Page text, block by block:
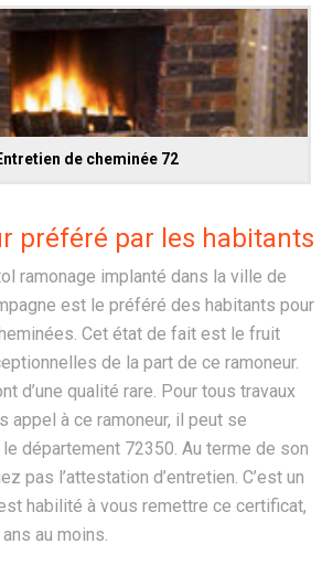
de cheminée 72
préféré par les habitants
ramonage implanté dans la ville de
est le préféré des habitants pour
Cet état de fait est le fruit
de la part de ce ramoneur.
d’une qualité rare. Pour tous travaux
appel à ce ramoneur, il peut se
département 72350. Au terme de son
pas l’attestation d’entretien. C’est un
habilité à vous remettre ce certificat,
au moins.